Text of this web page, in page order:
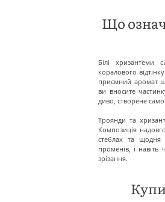
Що
Білі хризантеми
коралового
приємний аромат
ви вносите
диво, створене
Троянди та
Композиція
стеблах та щодня
променів, і навіть
зрізання.